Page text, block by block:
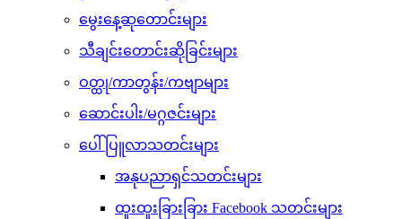
မွေးနေ့ဆုတောင်းများ
သီချင်းတောင်းဆိုခြင်းများ
ဝတ္ထု/ကာတွန်း/ကဗျာများ
ဆောင်းပါး/မဂ္ဂဇင်းများ
ပေါ်ပြူလာသတင်းများ
အနုပညာရှင်သတင်းများ
ထူးထူးခြားခြား Facebook သတင်းများ